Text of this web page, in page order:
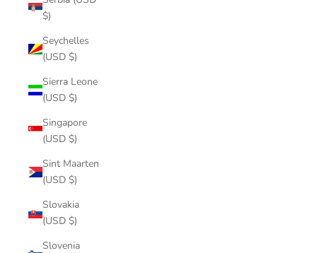
$)
Seychelles
(USD $)
Sierra Leone
(USD $)
Singapore
(USD $)
Sint Maarten
(USD $)
Slovakia
(USD $)
Slovenia